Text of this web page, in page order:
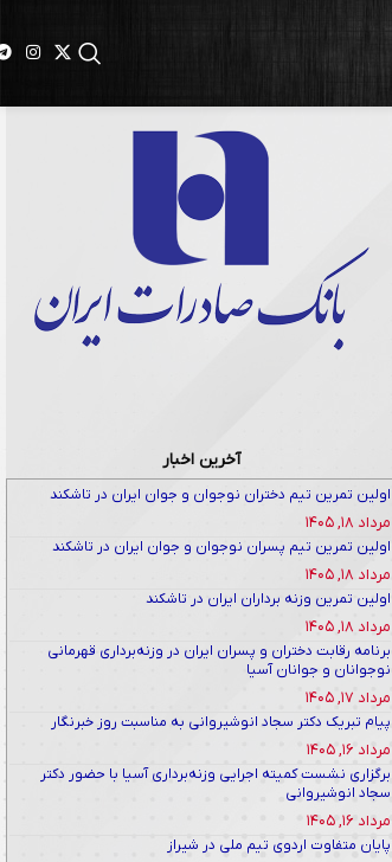
آخرین اخبار
اولین تمرین تیم دختران نوجوان و جوان ایران در تاشکند
مرداد ۱۸, ۱۴۰۵
اولین تمرین تیم پسران نوجوان و جوان ایران در تاشکند
مرداد ۱۸, ۱۴۰۵
اولین تمرین وزنه برداران ایران در تاشکند
مرداد ۱۸, ۱۴۰۵
برنامه رقابت دختران و پسران ایران در وزنه‌برداری قهرمانی
نوجوانان و جوانان آسیا
مرداد ۱۷, ۱۴۰۵
پیام تبریک دکتر سجاد انوشیروانی به مناسبت روز خبرنگار
مرداد ۱۶, ۱۴۰۵
برگزاری نشست کمیته اجرایی وزنه‌برداری آسیا با حضور دکتر
سجاد انوشیروانی
مرداد ۱۶, ۱۴۰۵
پایان متفاوت اردوی تیم ملی در شیراز